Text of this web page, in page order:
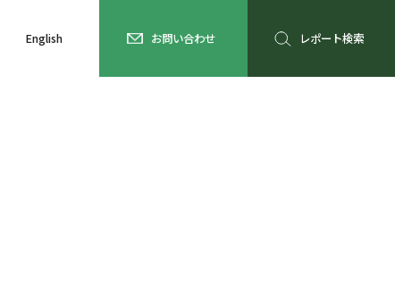
English お問い合わせ レポート検索